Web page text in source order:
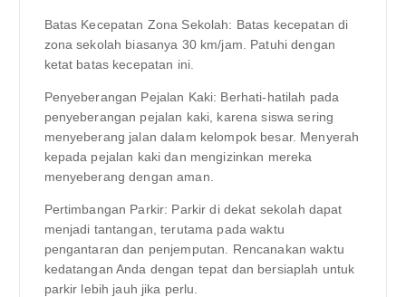
Batas Kecepatan Zona Sekolah: Batas kecepatan di
zona sekolah biasanya 30 km/jam. Patuhi dengan
ketat batas kecepatan ini.
Penyeberangan Pejalan Kaki: Berhati-hatilah pada
penyeberangan pejalan kaki, karena siswa sering
menyeberang jalan dalam kelompok besar. Menyerah
kepada pejalan kaki dan mengizinkan mereka
menyeberang dengan aman.
Pertimbangan Parkir: Parkir di dekat sekolah dapat
menjadi tantangan, terutama pada waktu
pengantaran dan penjemputan. Rencanakan waktu
kedatangan Anda dengan tepat dan bersiaplah untuk
parkir lebih jauh jika perlu.